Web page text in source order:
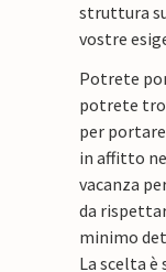
struttura
vostre
Potrete
potrete
per
in affitto
vacanza
da
minimo
La scelta è